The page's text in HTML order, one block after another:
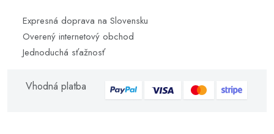
Expresná doprava na Slovensku
Overený internetový obchod
Jednoduchá sťažnosť
Vhodná platba